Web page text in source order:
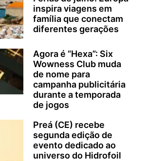
inspira viagens em
família que conectam
diferentes gerações
Agora é “Hexa”: Six
Wowness Club muda
de nome para
campanha publicitária
durante a temporada
de jogos
Preá (CE) recebe
segunda edição de
evento dedicado ao
universo do Hidrofoil